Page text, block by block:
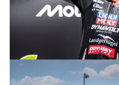
© R. Lekl & S. Wobser